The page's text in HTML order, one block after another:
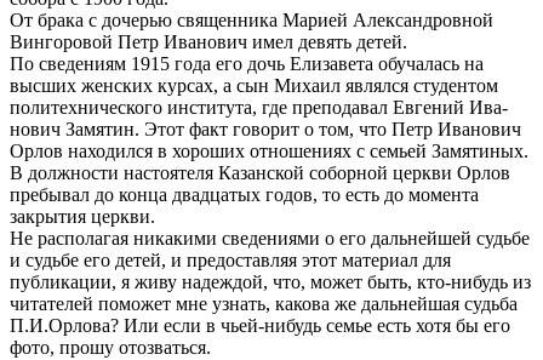
От брака с дочерью свя­щенника Марией Александров­ной
Вингоровой Петр Ивано­вич имел девять детей.
По сведениям 1915 года его дочь Елизавета обучалась на
высших женских курсах, а сын Михаил являлся студентом
политехнического института, где преподавал Евгений Ива­
нович Замятин. Этот факт го­ворит о том, что Петр Ивано­вич
Орлов находился в хоро­ших отношениях с семьей За­мятиных.
В должности настоятеля Казанской соборной церкви Орлов
пребывал до конца двад­цатых годов, то есть до момен­та
закрытия церкви.
Не располагая никакими сведениями о его дальнейшей судьбе
и судьбе его детей, и предоставляя этот материал для
публикации, я живу надеждой, что, может быть, кто-нибудь из
читателей поможет мне узнать, какова же дальнейшая судьба
П.И.Орлова? Или если в чьей-нибудь семье есть хотя бы его
фото, прошу отозваться.